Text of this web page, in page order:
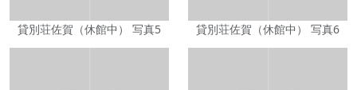
貸別荘佐賀（休館中） 写真5 貸別荘佐賀（休館中） 写真6